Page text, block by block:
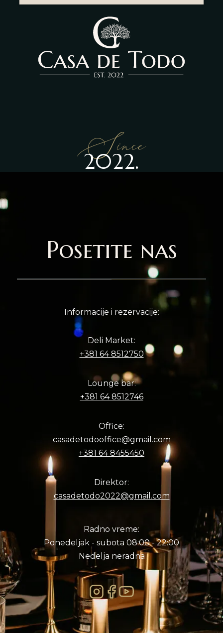
Since
2022.
Posetite nas
Informacije i rezervacije:
Deli Market:
+381 64 8512750
Lounge bar:
+381 64 8512746
Office:
casadetodooffice@gmail.com
+381 64 8455450
Direktor:
casadetodo2022@gmail.com
Radno vreme:
Ponedeljak - subota 08:00 - 22:00
Nedelja neradna